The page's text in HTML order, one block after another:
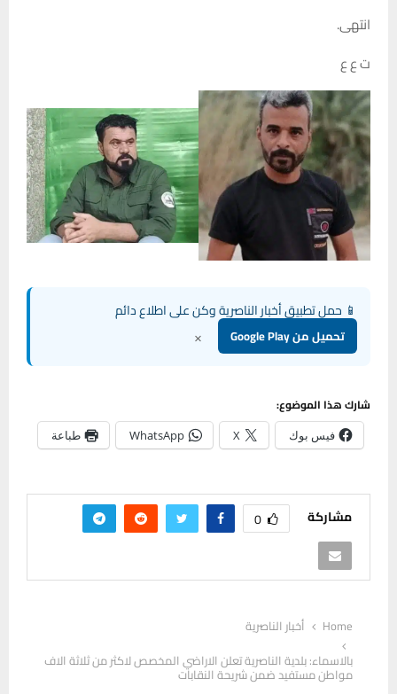
انتهى.
ت ع ع
📱 حمل تطبيق أخبار الناصرية وكن على اطلاع دائم
تحميل من Google Play ×
شارك هذا الموضوع:
فيس بوك X
WhatsApp طباعة
مشاركة 0
Home
أخبار الناصرية
بالاسماء: بلدية الناصرية تعلن الاراضي المخصص لاكثر من ثلاثة الاف
مواطن مستفيد ضمن شريحة النقابات